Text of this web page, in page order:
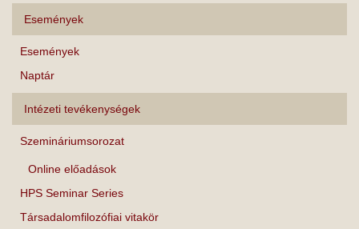
Események
Események
Naptár
Intézeti tevékenységek
Szemináriumsorozat
Online előadások
HPS Seminar Series
Társadalomfilozófiai vitakör